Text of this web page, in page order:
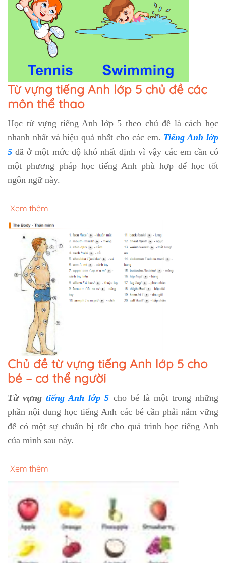
Từ vựng tiếng Anh lớp 5 chủ đề các
môn thể thao
Học từ vựng tiếng Anh lớp 5 theo chủ đề là cách học
nhanh nhất và hiệu quả nhất cho các em. Tiếng Anh lớp
5 đã ở một mức độ khó nhất định vì vậy các em cần có
một phương pháp học tiếng Anh phù hợp để học tốt
ngôn ngữ này.
Xem thêm
Chủ đề từ vựng tiếng Anh lớp 5 cho
bé – cơ thể người
Từ vựng tiếng Anh lớp 5 cho bé là một trong những
phần nội dung học tiếng Anh các bé cần phải nắm vững
để có một sự chuẩn bị tốt cho quá trình học tiếng Anh
của mình sau này.
Xem thêm